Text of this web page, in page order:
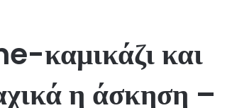
καμικάζι και
η άσκηση –